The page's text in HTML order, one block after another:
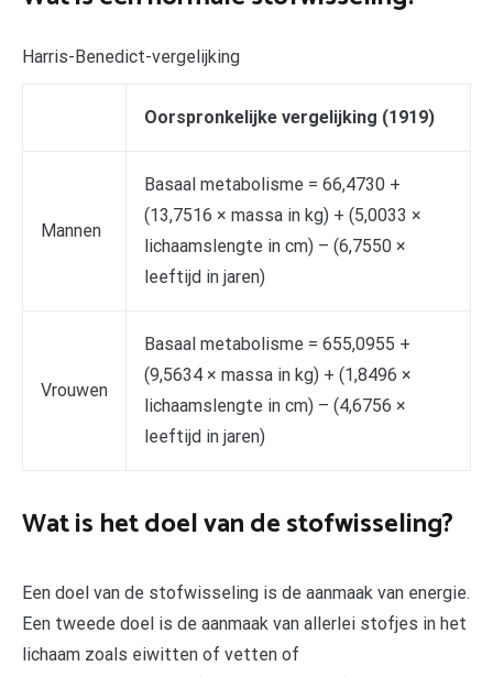
Harris-Benedict-vergelijking
Oorspronkelijke vergelijking (1919)
Mannen
Basaal metabolisme = 66,4730 +
(13,7516 × massa in kg) + (5,0033 ×
lichaamslengte in cm) – (6,7550 ×
leeftijd in jaren)
Vrouwen
Basaal metabolisme = 655,0955 +
(9,5634 × massa in kg) + (1,8496 ×
lichaamslengte in cm) – (4,6756 ×
leeftijd in jaren)
Wat is het doel van de stofwisseling?
Een doel van de stofwisseling is de aanmaak van energie.
Een tweede doel is de aanmaak van allerlei stofjes in het
lichaam zoals eiwitten of vetten of